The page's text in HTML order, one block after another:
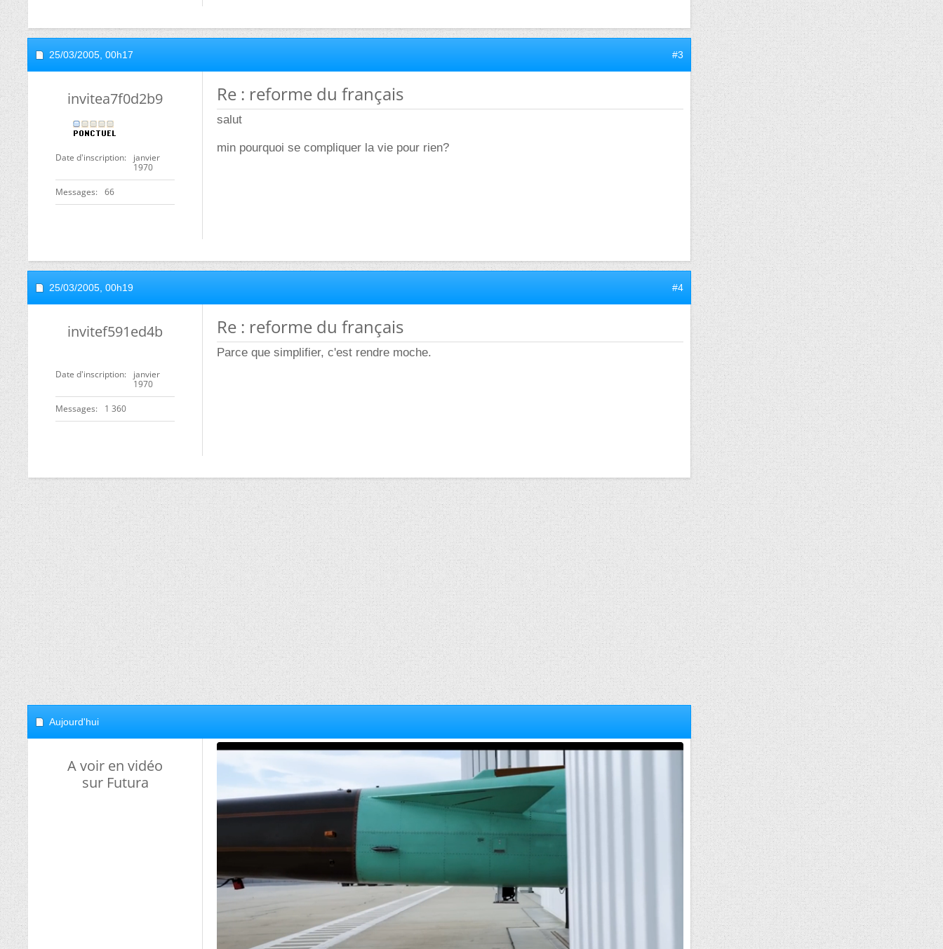
25/03/2005, 00h17 #3
invitea7f0d2b9
Date d'inscription
janvier
1970
Messages 66
Re : reforme du français
salut
min pourquoi se compliquer la vie pour rien?
25/03/2005, 00h19 #4
invitef591ed4b
Date d'inscription
janvier
1970
Messages 1 360
Re : reforme du français
Parce que simplifier, c'est rendre moche.
Aujourd'hui
A voir en vidéo
sur Futura